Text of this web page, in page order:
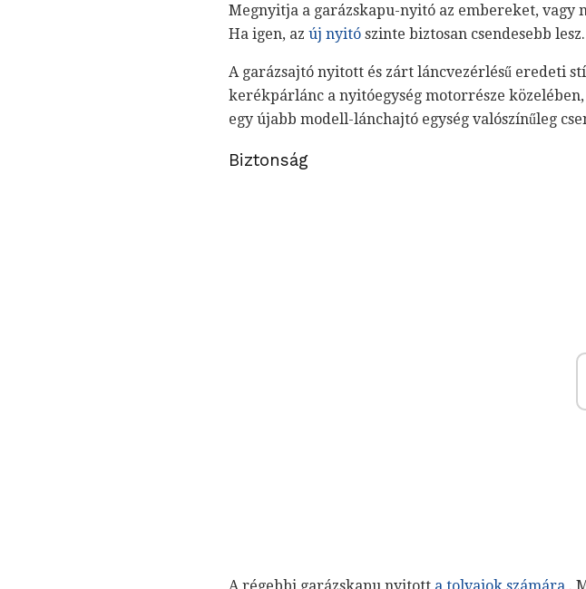
Megnyitja a garázskapu-nyitó az embereket, vagy
Ha igen, az új nyitó szinte biztosan csendesebb lesz.
A garázsajtó nyitott és zárt láncvezérlésű eredeti
kerékpárlánc a nyitóegység motorrésze
egy újabb modell-lánchajtó egység valószínűleg
Biztonság